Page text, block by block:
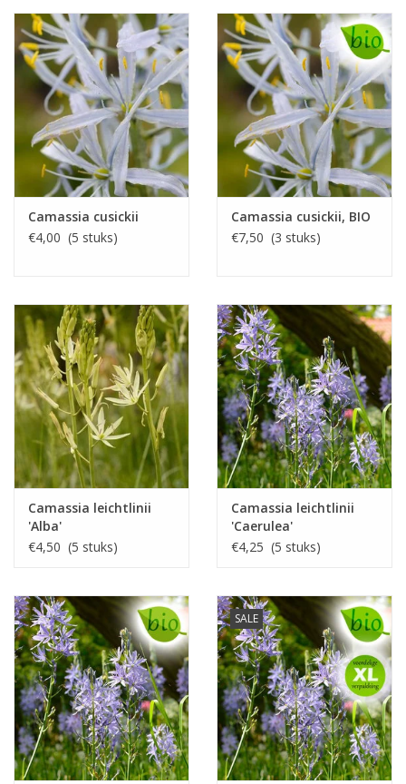
Camassia cusickii
€4,00 (5 stuks)
Camassia cusickii, BIO
€7,50 (3 stuks)
Camassia leichtlinii
'Alba'
€4,50 (5 stuks)
Camassia leichtlinii
'Caerulea'
€4,25 (5 stuks)
SALE